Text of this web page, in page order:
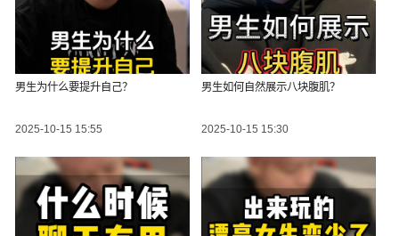
男生为什么要提升自己？
2025-10-15 15:55
男生如何自然展示八块腹肌？
2025-10-15 15:30